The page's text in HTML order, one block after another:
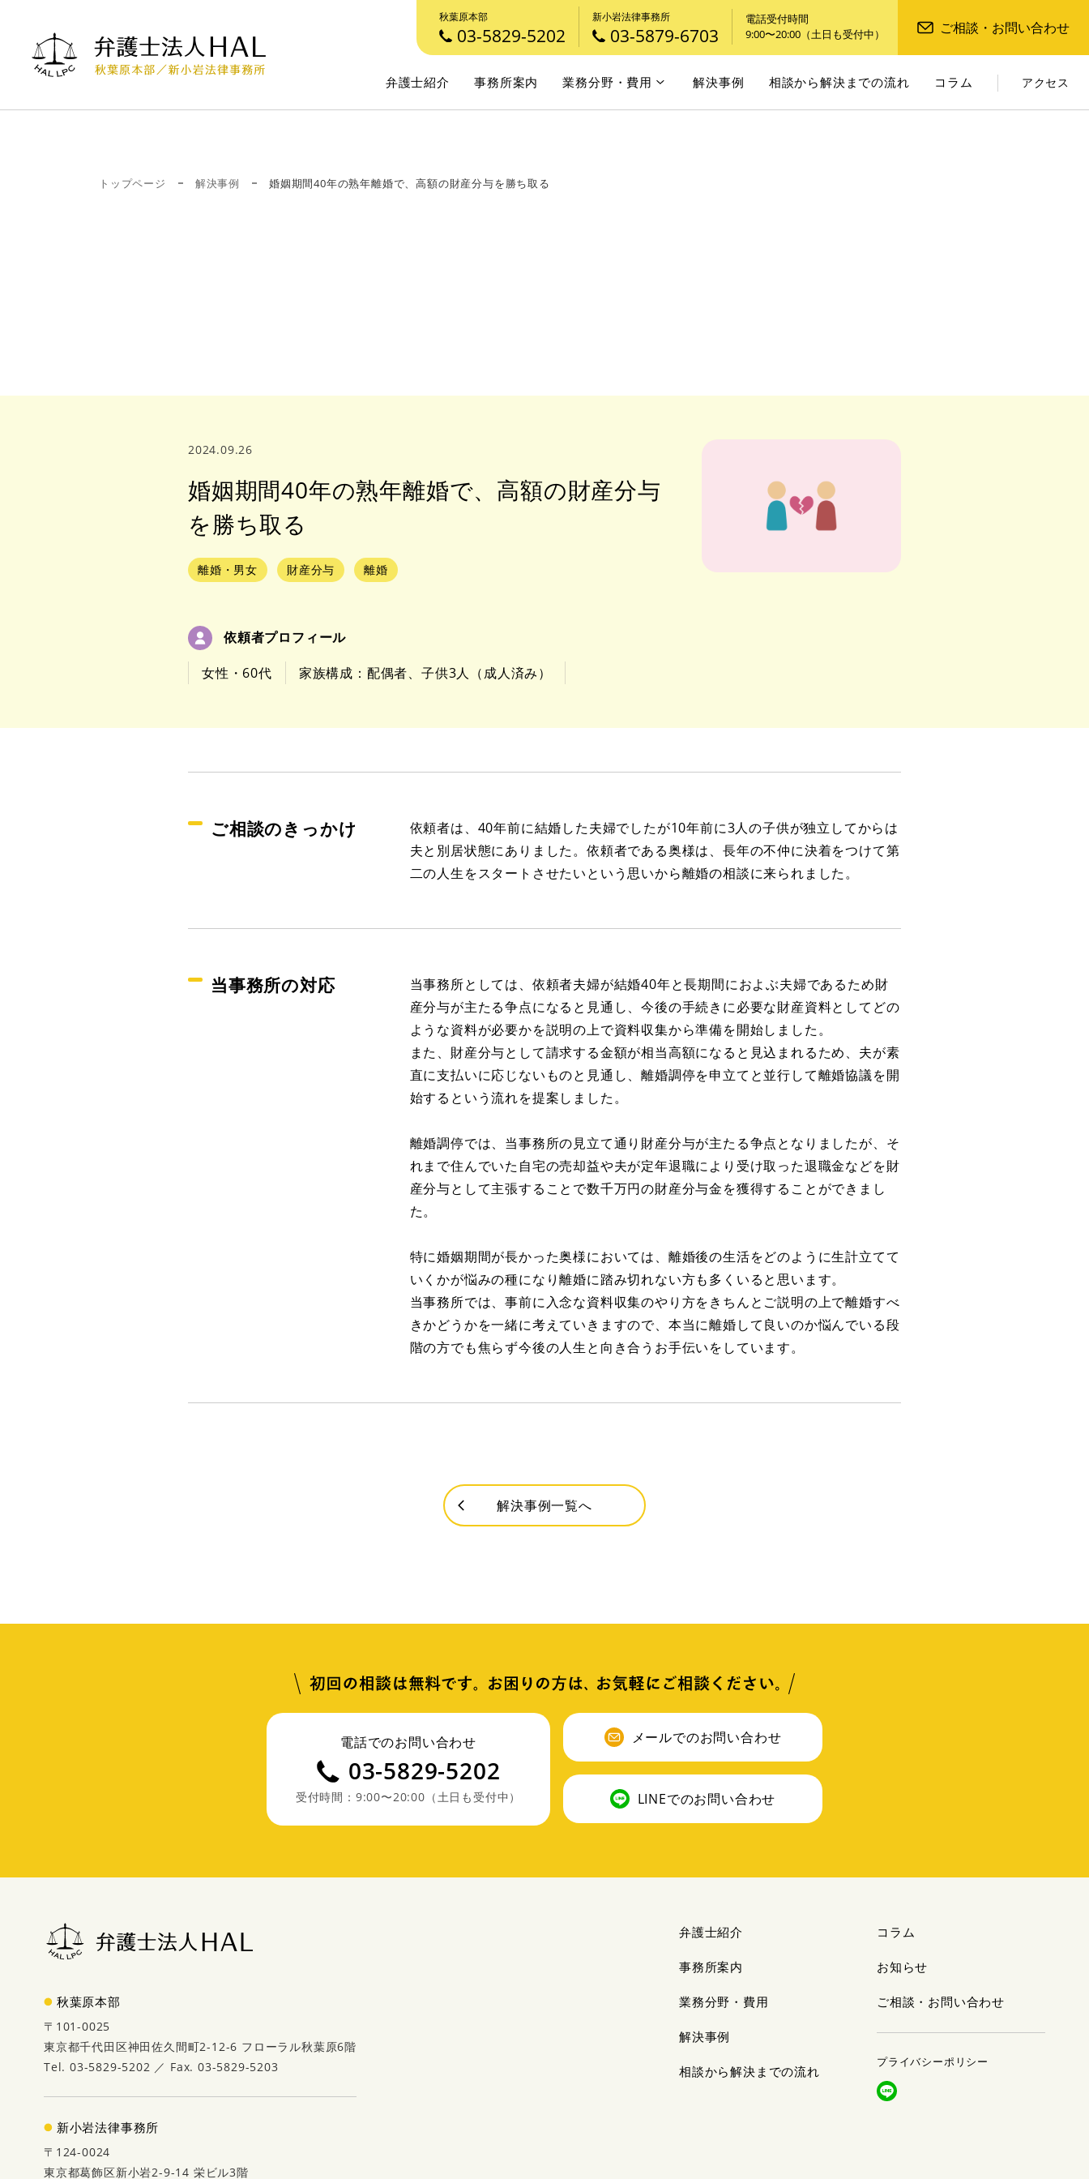
秋葉原本部
03-5829-5202
新小岩法律事務所
03-5879-6703
電話受付時間
9:00〜20:00（土日も受付中）
ご相談・お問い合わせ
弁護士紹介 事務所案内 業務分野・費用 解決事例 相談から解決までの流れ コラム アクセス
トップページ 解決事例 婚姻期間40年の熟年離婚で、高額の財産分与を勝ち取る
2024.09.26
婚姻期間40年の熟年離婚で、高額の財産分与
を勝ち取る
離婚・男女 財産分与 離婚
依頼者プロフィール
女性・60代
家族構成：配偶者、子供3人（成人済み）
ご相談のきっかけ
依頼者は、40年前に結婚した夫婦でしたが10年前に3人の子供が独立してからは
夫と別居状態にありました。依頼者である奥様は、長年の不仲に決着をつけて第
二の人生をスタートさせたいという思いから離婚の相談に来られました。
当事務所の対応
当事務所としては、依頼者夫婦が結婚40年と長期間におよぶ夫婦であるため財
産分与が主たる争点になると見通し、今後の手続きに必要な財産資料としてどの
ような資料が必要かを説明の上で資料収集から準備を開始しました。
また、財産分与として請求する金額が相当高額になると見込まれるため、夫が素
直に支払いに応じないものと見通し、離婚調停を申立てと並行して離婚協議を開
始するという流れを提案しました。
離婚調停では、当事務所の見立て通り財産分与が主たる争点となりましたが、そ
れまで住んでいた自宅の売却益や夫が定年退職により受け取った退職金などを財
産分与として主張することで数千万円の財産分与金を獲得することができまし
た。
特に婚姻期間が長かった奥様においては、離婚後の生活をどのように生計立てて
いくかが悩みの種になり離婚に踏み切れない方も多くいると思います。
当事務所では、事前に入念な資料収集のやり方をきちんとご説明の上で離婚すべ
きかどうかを一緒に考えていきますので、本当に離婚して良いのか悩んでいる段
階の方でも焦らず今後の人生と向き合うお手伝いをしています。
解決事例一覧へ
電話でのお問い合わせ
03-5829-5202
受付時間：9:00〜20:00（土日も受付中）
メールでのお問い合わせ
LINEでのお問い合わせ
秋葉原本部
〒101-0025
東京都千代田区神田佐久間町2-12-6 フローラル秋葉原6階
Tel. 03-5829-5202 ／ Fax. 03-5829-5203
新小岩法律事務所
〒124-0024
東京都葛飾区新小岩2-9-14 栄ビル3階
弁護士紹介
事務所案内
業務分野・費用
解決事例
相談から解決までの流れ
コラム
お知らせ
ご相談・お問い合わせ
プライバシーポリシー